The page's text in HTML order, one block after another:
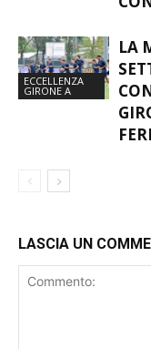
ECCELLENZA
GIRONE A
LA